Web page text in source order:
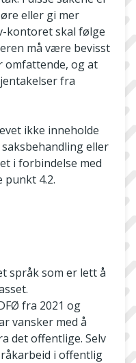
eller gi mer
kontoret skal følge
må være bevisst
omfattende, og at
fra
ikke inneholde
eller
i forbindelse med
punkt 4.2.
språk som er lett å
fra 2021 og
vansker med å
det offentlige. Selv
i offentlig